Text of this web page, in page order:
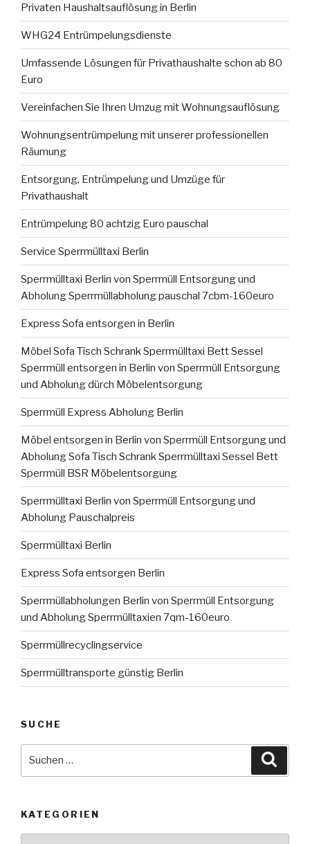
Privaten Haushaltsauflösung in Berlin
WHG24 Entrümpelungsdienste
Umfassende Lösungen für Privathaushalte schon ab 80
Euro
Vereinfachen Sie Ihren Umzug mit Wohnungsauflösung
Wohnungsentrümpelung mit unserer professionellen
Räumung
Entsorgung, Entrümpelung und Umzüge für
Privathaushalt
Entrümpelung 80 achtzig Euro pauschal
Service Sperrmülltaxi Berlin
Sperrmülltaxi Berlin von Sperrmüll Entsorgung und
Abholung Sperrmüllabholung pauschal 7cbm-160euro
Express Sofa entsorgen in Berlin
Möbel Sofa Tisch Schrank Sperrmülltaxi Bett Sessel
Sperrmüll entsorgen in Berlin von Sperrmüll Entsorgung
und Abholung dürch Möbelentsorgung
Sperrmüll Express Abholung Berlin
Möbel entsorgen in Berlin von Sperrmüll Entsorgung und
Abholung Sofa Tisch Schrank Sperrmülltaxi Sessel Bett
Sperrmüll BSR Möbelentsorgung
Sperrmülltaxi Berlin von Sperrmüll Entsorgung und
Abholung Pauschalpreis
Sperrmülltaxi Berlin
Express Sofa entsorgen Berlin
Sperrmüllabholungen Berlin von Sperrmüll Entsorgung
und Abholung Sperrmülltaxien 7qm-160euro
Sperrmüllrecyclingservice
Sperrmülltransporte günstig Berlin
SUCHE
KATEGORIEN